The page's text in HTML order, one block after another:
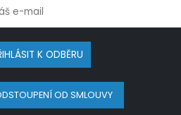
OD SMLOUVY